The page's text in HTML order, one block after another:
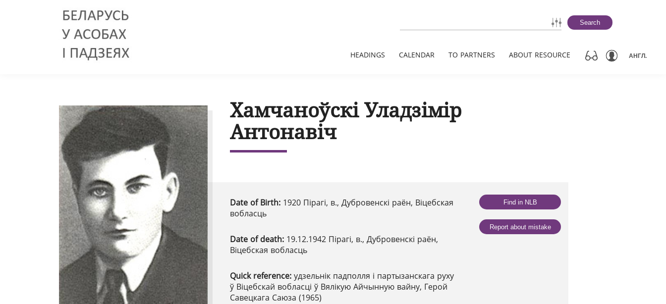
Search
HEADINGS CALENDAR TO PARTNERS ABOUT RESOURCE АНГЛ.
Хамчаноўскі Уладзімір
Антонавіч
Date of Birth: 1920 Пірагі, в., Дубровенскі раён, Віцебская
вобласць
Date of death: 19.12.1942 Пірагі, в., Дубровенскі раён,
Віцебская вобласць
Quick reference: удзельнік падполля і партызанскага руху
ў Віцебскай вобласці ў Вялікую Айчынную вайну, Герой
Савецкага Саюза (1965)
Find in NLB
Report about mistake